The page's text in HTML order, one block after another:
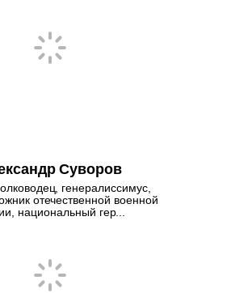
Суворов
генералиссимус,
отечественной военной
национальный гер...